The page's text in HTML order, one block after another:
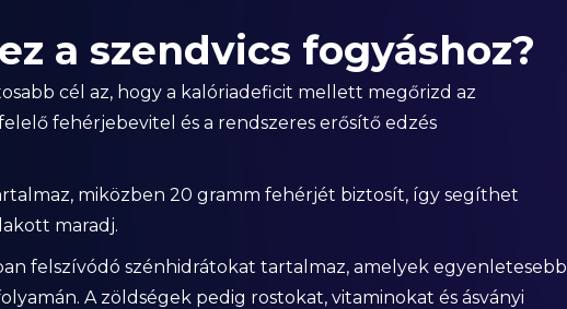
a szendvics fogyáshoz?
cél az, hogy a kalóriadeficit mellett megőrizd az
fehérjebevitel és a rendszeres erősítő edzés
miközben 20 gramm fehérjét biztosít, így segíthet
maradj.
felszívódó szénhidrátokat tartalmaz, amelyek egyenletesebb
A zöldségek pedig rostokat, vitaminokat és ásványi